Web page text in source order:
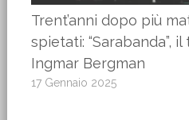
Trent’anni dopo più
spietati: “Sarabanda”,
Ingmar Bergman
17 Gennaio 2025